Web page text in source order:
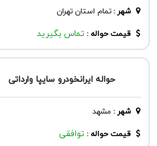
شهر:تمام استان تهران
قیمت حواله : تماس بگیرید
حواله ایرانخودرو سایپا وارداتی
شهر: مشهد
قیمت حواله : توافقی